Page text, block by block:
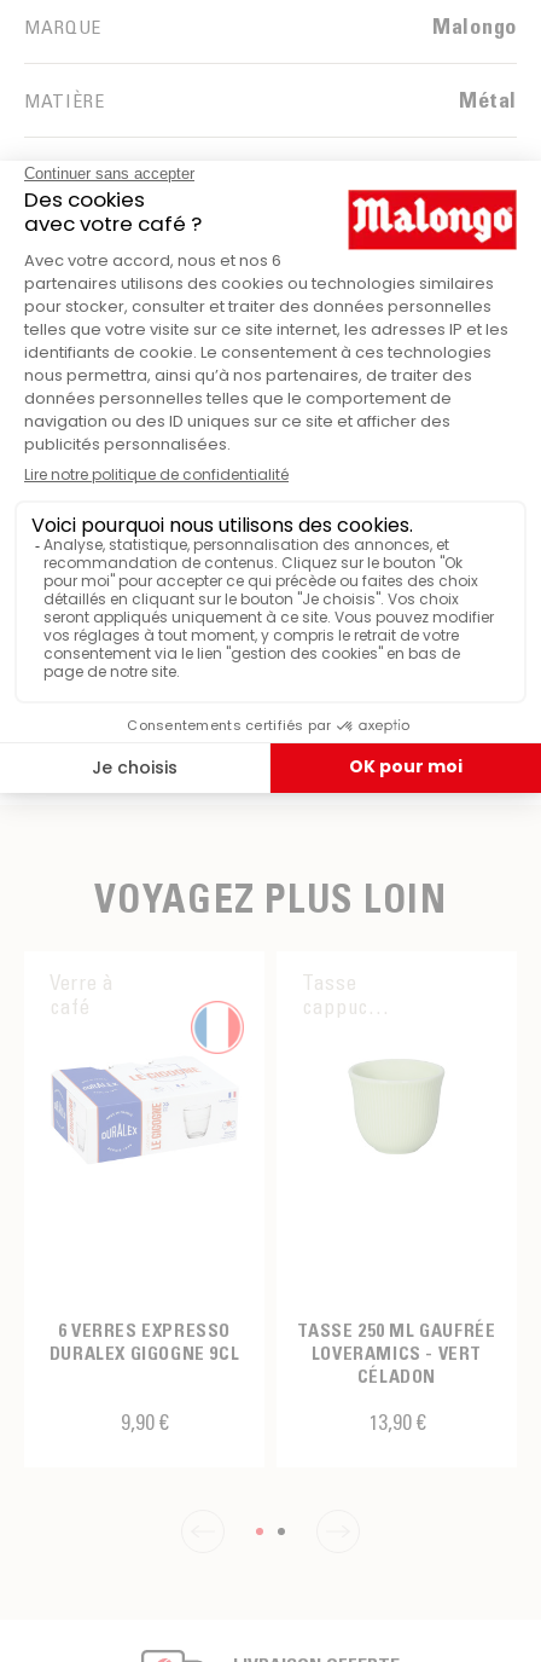
MARQUE Malongo
MATIÈRE Métal
PRODUITS
ILS ONT TESTÉ & APPRÉCIÉ
Boite métallique
Partager ce produit
VOYAGEZ PLUS LOIN
Verre à
café
6 VERRES EXPRESSO
DURALEX GIGOGNE 9CL
9,90 €
Tasse
cappuccino
TASSE 250 ML GAUFRÉE
LOVERAMICS - VERT
CÉLADON
13,90 €